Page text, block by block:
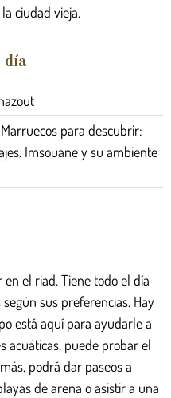
ciudad vieja.
día
para descubrir:
Imsouane y su ambiente
el riad. Tiene todo el día
sus preferencias. Hay
está aquí para ayudarle a
acuáticas, puede probar el
podrá dar paseos a
de arena o asistir a una